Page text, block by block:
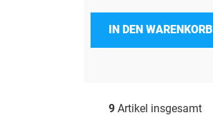
IN DEN WARENKORB
S
9Artikel insgesamt